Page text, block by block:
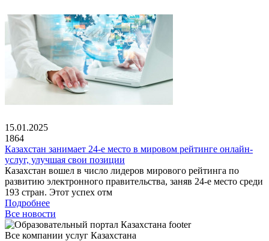
15.01.2025
1864
Казахстан занимает 24-е место в мировом рейтинге онлайн-
услуг, улучшая свои позиции
Казахстан вошел в число лидеров мирового рейтинга по
развитию электронного правительства, заняв 24-е место среди
193 стран. Этот успех отм
Подробнее
Все новости
Все компании услуг Казахстана